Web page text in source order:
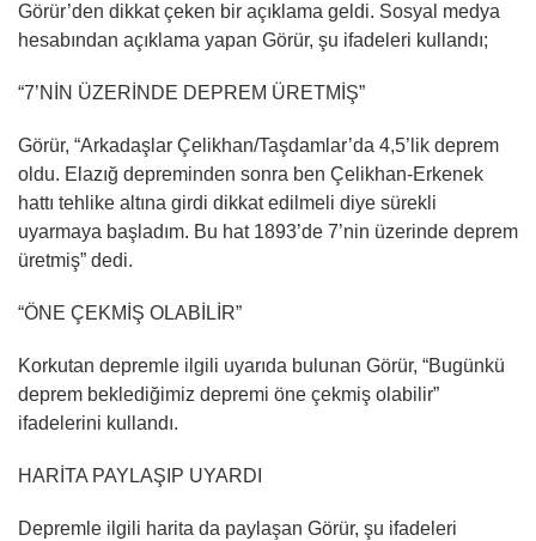
Görür’den dikkat çeken bir açıklama geldi. Sosyal medya
hesabından açıklama yapan Görür, şu ifadeleri kullandı;
“7’NİN ÜZERİNDE DEPREM ÜRETMİŞ”
Görür, “Arkadaşlar Çelikhan/Taşdamlar’da 4,5’lik deprem
oldu. Elazığ depreminden sonra ben Çelikhan-Erkenek
hattı tehlike altına girdi dikkat edilmeli diye sürekli
uyarmaya başladım. Bu hat 1893’de 7’nin üzerinde deprem
üretmiş” dedi.
“ÖNE ÇEKMİŞ OLABİLİR”
Korkutan depremle ilgili uyarıda bulunan Görür, “Bugünkü
deprem beklediğimiz depremi öne çekmiş olabilir”
ifadelerini kullandı.
HARİTA PAYLAŞIP UYARDI
Depremle ilgili harita da paylaşan Görür, şu ifadeleri